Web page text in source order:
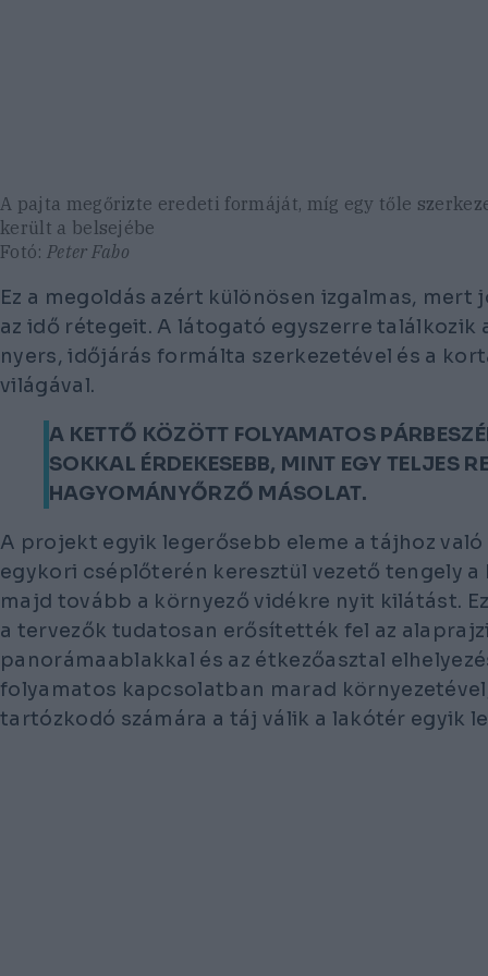
A pajta megőrizte eredeti formáját, míg egy tőle
került a belsejébe
Fotó: Peter Fabo
Ez a megoldás azért különösen izgalmas, mert
az idő rétegeit. A látogató egyszerre találkozik
nyers, időjárás formálta szerkezetével és a
világával.
A KETTŐ KÖZÖTT FOLYAMATOS
SOKKAL ÉRDEKESEBB, MINT EGY TELJES
HAGYOMÁNYŐRZŐ MÁSOLAT.
A projekt egyik legerősebb eleme a tájhoz való
egykori cséplőterén keresztül vezető tengely a
majd tovább a környező vidékre nyit kilátást.
a tervezők tudatosan erősítették fel az
panorámaablakkal és az étkezőasztal
folyamatos kapcsolatban marad
tartózkodó számára a táj válik a lakótér egyik